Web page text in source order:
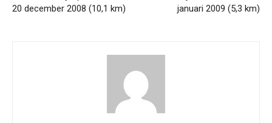
20 december 2008 (10,1 km)
januari 2009 (5,3 km)